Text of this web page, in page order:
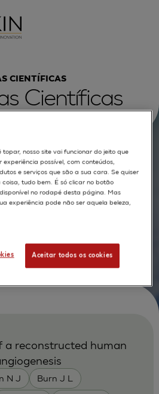
CIENTÍFICAS
Científicas
MODELOS APLICAÇÕES
N J Burn J L
a reconstructed human
nosso site vai funcionar do jeito que
experiência possível, com conteúdos,
e serviços que são a sua cara. Se quiser
tudo bem. É só clicar no botão
no rodapé desta página. Mas
experiência pode não ser aquela beleza,
Aceitar todos os cookies